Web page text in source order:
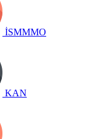
İSMMMO
KAN